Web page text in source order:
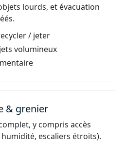
lourds, et évacuation
/ jeter
volumineux
& grenier
y compris accès
escaliers étroits).